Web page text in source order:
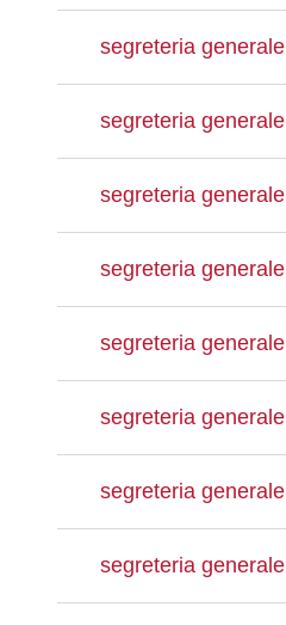
segreteria generale
segreteria generale
segreteria generale
segreteria generale
segreteria generale
segreteria generale
segreteria generale
segreteria generale